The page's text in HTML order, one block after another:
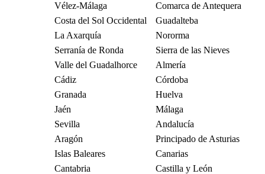
Vélez-Málaga
Comarca de Antequera
Costa del Sol Occidental
Guadalteba
La Axarquía
Nororma
Serranía de Ronda
Sierra de las Nieves
Valle del Guadalhorce
Almería
Cádiz
Córdoba
Granada
Huelva
Jaén
Málaga
Sevilla
Andalucía
Aragón
Principado de Asturias
Islas Baleares
Canarias
Cantabria
Castilla y León